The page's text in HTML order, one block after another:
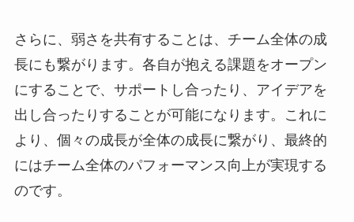
さらに、弱さを共有することは、チーム全体の成
長にも繋がります。各自が抱える課題をオープン
にすることで、サポートし合ったり、アイデアを
出し合ったりすることが可能になります。これに
より、個々の成長が全体の成長に繋がり、最終的
にはチーム全体のパフォーマンス向上が実現する
のです。